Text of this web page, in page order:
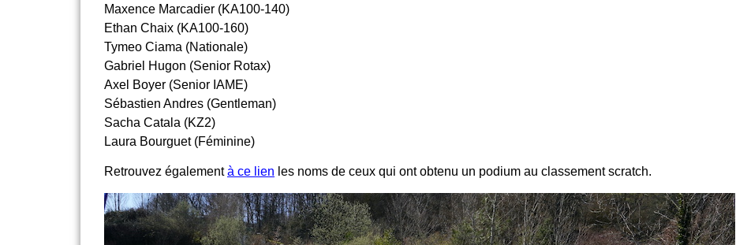
Maxence Marcadier (KA100-140)
Ethan Chaix (KA100-160)
Tymeo Ciama (Nationale)
Gabriel Hugon (Senior Rotax)
Axel Boyer (Senior IAME)
Sébastien Andres (Gentleman)
Sacha Catala (KZ2)
Laura Bourguet (Féminine)
Retrouvez égalementà ce lien les noms de ceux qui ont obtenu un podium au classement scratch.